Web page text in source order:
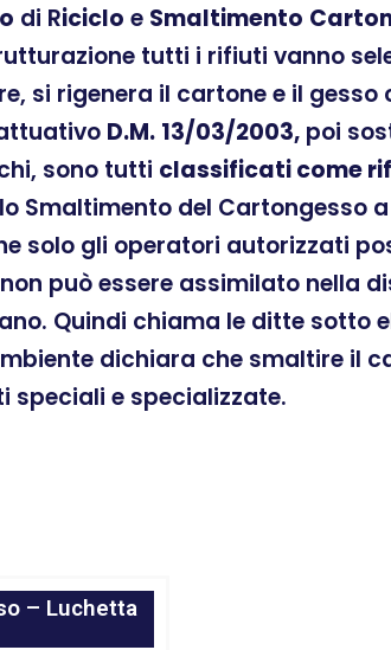
di Riciclo e Smaltimento
tutti i rifiuti vanno
si rigenera il cartone e il gesso
D.M. 13/03/2003, poi
sono tutti classificati come
Smaltimento del Cartongesso
solo gli operatori autorizzati
può essere assimilato nella
Quindi chiama le ditte sotto
dichiara che smaltire il
speciali e specializzate.
– Luchetta